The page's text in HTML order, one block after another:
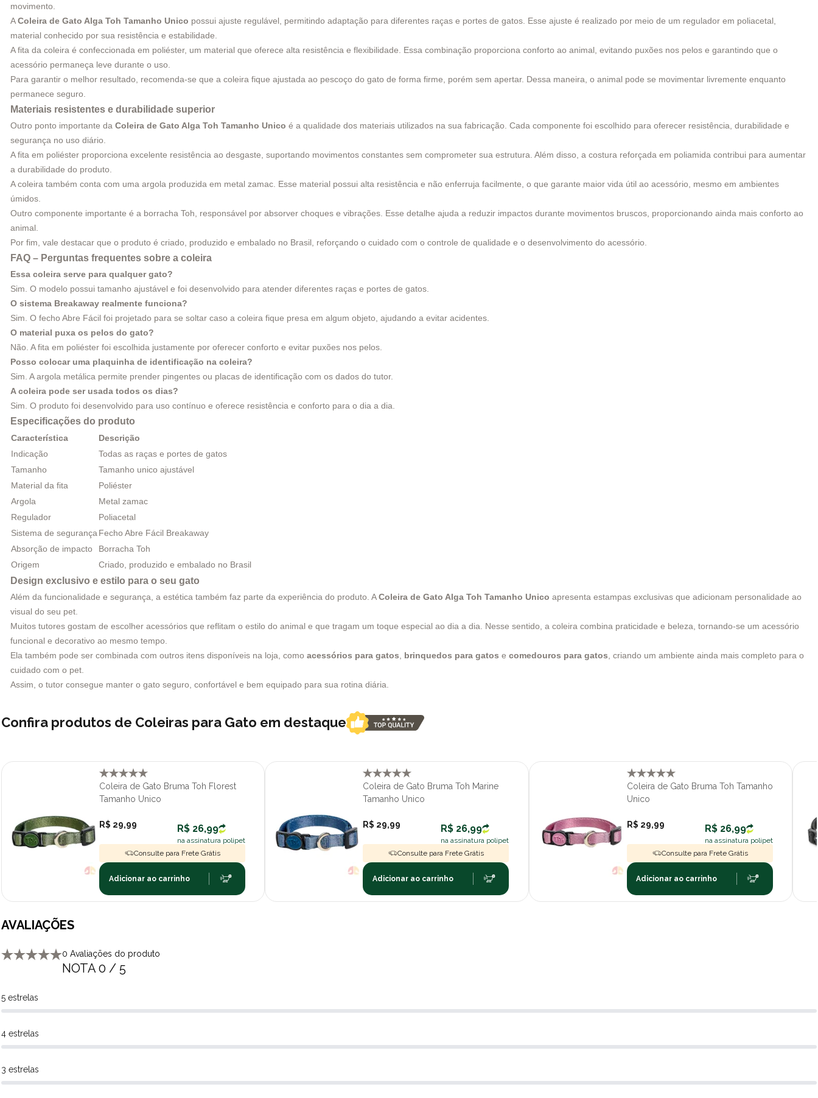
movimento.
AColeira de Gato Alga Toh Tamanho Unico possui ajuste regulável, permitindo adaptação para diferentes raças e portes de gatos. Esse ajuste é realizado por meio de um regulador em poliacetal,
material conhecido por sua resistência e estabilidade.
A fita da coleira é confeccionada em poliéster, um material que oferece alta resistência e flexibilidade. Essa combinação proporciona conforto ao animal, evitando puxões nos pelos e garantindo que o
acessório permaneça leve durante o uso.
Para garantir o melhor resultado, recomenda-se que a coleira fique ajustada ao pescoço do gato de forma firme, porém sem apertar. Dessa maneira, o animal pode se movimentar livremente enquanto
permanece seguro.
Materiais resistentes e durabilidade superior
Outro ponto importante da Coleira de Gato Alga Toh Tamanho Unico é a qualidade dos materiais utilizados na sua fabricação. Cada componente foi escolhido para oferecer resistência, durabilidade e
segurança no uso diário.
A fita em poliéster proporciona excelente resistência ao desgaste, suportando movimentos constantes sem comprometer sua estrutura. Além disso, a costura reforçada em poliamida contribui para aumentar
a durabilidade do produto.
A coleira também conta com uma argola produzida em metal zamac. Esse material possui alta resistência e não enferruja facilmente, o que garante maior vida útil ao acessório, mesmo em ambientes
úmidos.
Outro componente importante é a borracha Toh, responsável por absorver choques e vibrações. Esse detalhe ajuda a reduzir impactos durante movimentos bruscos, proporcionando ainda mais conforto ao
animal.
Por fim, vale destacar que o produto é criado, produzido e embalado no Brasil, reforçando o cuidado com o controle de qualidade e o desenvolvimento do acessório.
FAQ – Perguntas frequentes sobre a coleira
Essa coleira serve para qualquer gato?
Sim. O modelo possui tamanho ajustável e foi desenvolvido para atender diferentes raças e portes de gatos.
O sistema Breakaway realmente funciona?
Sim. O fecho Abre Fácil foi projetado para se soltar caso a coleira fique presa em algum objeto, ajudando a evitar acidentes.
O material puxa os pelos do gato?
Não. A fita em poliéster foi escolhida justamente por oferecer conforto e evitar puxões nos pelos.
Posso colocar uma plaquinha de identificação na coleira?
Sim. A argola metálica permite prender pingentes ou placas de identificação com os dados do tutor.
A coleira pode ser usada todos os dias?
Sim. O produto foi desenvolvido para uso contínuo e oferece resistência e conforto para o dia a dia.
Especificações do produto
Característica
Descrição
Indicação
Todas as raças e portes de gatos
Tamanho
Tamanho unico ajustável
Material da fita
Poliéster
Argola
Metal zamac
Regulador
Poliacetal
Sistema de segurança Fecho Abre Fácil Breakaway
Absorção de impacto
Borracha Toh
Origem
Criado, produzido e embalado no Brasil
Design exclusivo e estilo para o seu gato
Além da funcionalidade e segurança, a estética também faz parte da experiência do produto. AColeira de Gato Alga Toh Tamanho Unico apresenta estampas exclusivas que adicionam personalidade ao
visual do seu pet.
Muitos tutores gostam de escolher acessórios que reflitam o estilo do animal e que tragam um toque especial ao dia a dia. Nesse sentido, a coleira combina praticidade e beleza, tornando-se um acessório
funcional e decorativo ao mesmo tempo.
Ela também pode ser combinada com outros itens disponíveis na loja, como acessórios para gatos brinquedos para gatos e comedouros para gatos , criando um ambiente ainda mais completo para o
cuidado com o pet.
Assim, o tutor consegue manter o gato seguro, confortável e bem equipado para sua rotina diária.
Confira produtos de Coleiras para Gato em destaque
Coleira de Gato Bruma Toh Florest
Tamanho Unico
R$ 29,99 R$ 26,99
na assinatura polipet
Consulte para Frete Grátis
Adicionar ao carrinho
Coleira de Gato Bruma Toh Marine
Tamanho Unico
R$ 29,99 R$ 26,99
na assinatura polipet
Consulte para Frete Grátis
Adicionar ao carrinho
Coleira de Gato Bruma Toh Tamanho
Unico
R$ 29,99 R$ 26,99
na assinatura polipet
Consulte para Frete Grátis
Adicionar ao carrinho
AVALIAÇÕES
0 Avaliações do produto
NOTA 0 / 5
5 estrelas
4 estrelas
3 estrelas